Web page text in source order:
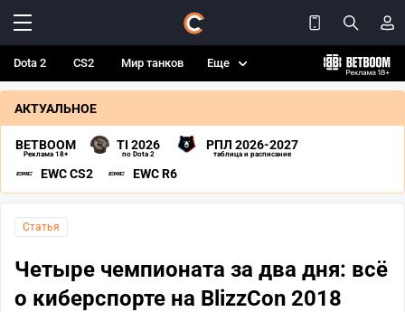
Dota 2 CS2 Мир танков Еще
АКТУАЛЬНОЕ
BETBOOM
Реклама 18+
TI 2026
по Dota 2
РПЛ 2026-2027
таблица и расписание
EWC CS2 EWC R6
Статья
Четыре чемпионата за два дня: всё
о киберспорте на BlizzCon 2018